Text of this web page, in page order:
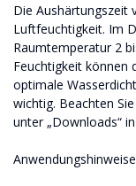
Die Aushärtungszeit
Luftfeuchtigkeit. Im
Raumtemperatur 2
Feuchtigkeit können
optimale
wichtig. Beachten
unter „Downloads“